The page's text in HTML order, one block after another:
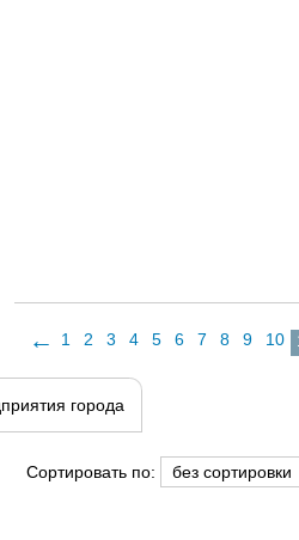
← 1 2 3 4 5 6 7 8 9 10
города
Сортировать по: